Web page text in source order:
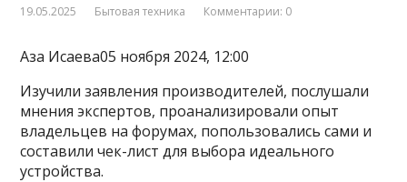
19.05.2025 Бытовая техника Комментарии: 0
Аза Исаева05 ноября 2024, 12:00
Изучили заявления производителей, послушали
мнения экспертов, проанализировали опыт
владельцев на форумах, попользовались сами и
составили чек-лист для выбора идеального
устройства.